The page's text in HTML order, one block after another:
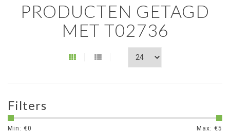
PRODUCTEN GETAGD
MET T02736
Filters
Min: €0 Max: €5